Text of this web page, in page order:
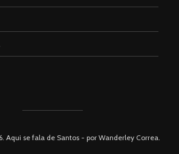
Aqui se fala de Santos - por Wanderley Correa.